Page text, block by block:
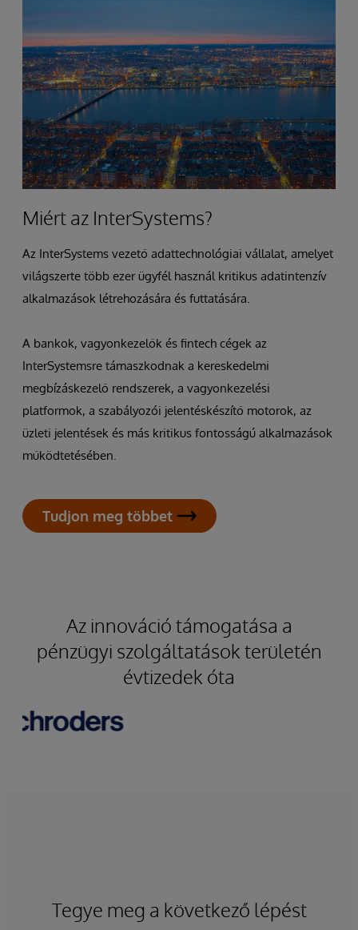
Miért az InterSystems?
Az InterSystems vezető adattechnológiai vállalat, amelyet
világszerte több ezer ügyfél használ kritikus adatintenzív
alkalmazások létrehozására és futtatására.
A bankok, vagyonkezelők és fintech cégek az
InterSystemsre támaszkodnak a kereskedelmi
megbízáskezelő rendszerek, a vagyonkezelési
platformok, a szabályozói jelentéskészítő motorok, az
üzleti jelentések és más kritikus fontosságú alkalmazások
működtetésében.
Tudjon meg többet
Az innováció támogatása a
pénzügyi szolgáltatások területén
évtizedek óta
Tegye meg a következő lépést